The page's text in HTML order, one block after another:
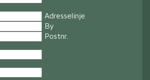
Adresselinje
By
Postnr.